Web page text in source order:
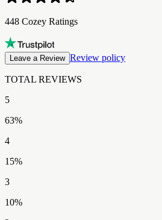
448 Cozey Ratings​​​​‌ ‍ ​‍​‍‌‍ ‌ ​‍‌‍‍‌‌‍‌ ‌‍‍‌‌‍ ‍​‍​‍​ ‍‍​‍​‍‌ ​ ‌‍​‌‌‍ ‍‌‍‍‌‌ ‌​‌ ‍‌​‍ ‍‌‍‍‌‌‍ ​‍​‍​‍ ​​‍​‍‌‍‍​‌ ​‍‌‍‌‌‌‍‌‍​‍​‍​ ‍‍​‍​‍‌‍‍​‌ ‌​‌ ‌​‌ ​​‌ ​ ​ ‍‍​‍ ​‍ ‌‍ ​‌‍ ‌‍​ ‌‍​‌‌‍ ​‌‍‍​‌‍ ‌ ​ ‌ ‌​​ ‍‍​ ​ ​ ​​​ ​​​ ​​​‍ ‌ ​ ‌ ‌​‌ ‌‌‌‍‌​‌‍‍‌‌‍ ​‍ ‌‍‍‌‌‍ ‍‌ ‌​‌‍‌‌‌‍ ‍‌ ‌​​‍ ‌‍‌‌‌‍‌​‌‍‍‌‌ ‌​​‍ ‌‍ ‌‌‍ ‌‍‌​‌‍‌‌​ ‌‌ ​​‌ ​‍‌‍‌‌‌ ​ ‌‍‌‌‌‍ ‍‌ ‌​‌‍​‌‌ ‌​‌‍‍‌‌‍ ‌‍ ‍​ ‍ ‌‍‍‌‌‍‌​​ ‌‌‍​‍‌‍​‌​ ‌ ​ ‌​​ ‍​‌‍‌​‌‍​‍​ ​‌​‍ ‌‌‍​ ​ ​ ​ ​‌‌‍‌​​‍ ‌​ ‌​‌‍‌​​ ‌​​ ‌‍​‍ ‌​ ‍‌​ ‍​‌‍‌‌‌‍​ ​‍ ‌‌‍​‌​ ​‍​ ‍​‌‍‌‍‌‍‌‌​ ‌ ‌‍​‍‌‍​‌​ ​‌‌‍​‌​ ​‌‌‍​‍​ ‍ ‌ ‌​‌ ‍‌‌ ​​‌‍‌‌​ ‌‌ ​​‌‍‌​‌ ​​​ ‍ ‌ ​​‌‍​‌‌ ‌​‌‍‍​​ ‌‌ ‌‍‌‍​‌‌‍ ​‌ ‌‌‌‍‌‌‌​​‌‌‍‌​‌‍‌​‌‍‌‌‌‍‌​‌‌​ ‌‍‌‌‌‍​ ‌ ‌​‌‍‍‌‌‍ ‌‍ ‍‌ ​ ​‍‌‌​ ‌‌‌​​‍‌‌ ‌‍‍ ‌‍‌‌‌ ‍‌​‍‌‌​ ​ ‌​‌​​‍‌‌​ ​ ‌​‌​​‍‌‌​ ​‍​ ​‍‌‍‌‌​ ​‍​ ​​‌‍‌​​ ‌‌​ ​‍​ ‌‌​ ​​​ ‌ ​ ‌‌​ ‌ ‌‍​‍​‍‌‌​ ​‍​ ​‍​‍‌‌​ ‌‌‌​‌​​‍ ‍‌ ​‍‌‍‌‌‌ ‌‍‌‍‍‌‌‍‌‌‌ ‌ ‌‌​ ‌ ‌‌‌‍ ‌‌‍ ‌‌‍​‌‌ ​‍‌ ‍‌‌‌‌​‌‍‌‌‌‍ ‌‌ ​​‌‍ ​‌‍​‌‌ ‌​‌‍‌‌​‍ ‍‌ ​ ‌ ‌‌‌‍ ‌‌‍ ‌‌‍​‌‌ ​‍‌ ‍‌‌​‌​‌‍​‌‌ ‌​‌‍​‌​‍ ‍‌ ‌​‌‍ ‌ ‌​‌‍​‌‌‍ ​‌‌​‍‌‍​‌‌ ‌​‌‍‍‌‌‍ ‍‌‍‌ ‌‌‌​‌‍‌‌‌ ‍​‌ ‌​​ ‌‍​‍‌‍​‌‌ ​ ‌‍‌‌‌‌‌‌‌ ​‍‌‍ ​​ ‌‌‍‍​‌ ‌​‌ ‌​‌ ​​‌ ​ ​‍‌‌​ ​ ‌​​‌​‍‌‌​ ​‍‌​‌‍​‍‌‌​ ​‍‌​‌‍‌‍ ​‌‍ ‌‍​ ‌‍​‌‌‍ ​‌‍‍​‌‍ ‌ ​ ‌ ‌​​‍‌‌​ ​ ‌​​‌​ ​ ​ ​​​ ​​​ ​​​‍‌‌​ ​‍‌​‌‍‌ ​ ‌ ‌​‌ ‌‌‌‍‌​‌‍‍‌‌‍ ​‍‌‍‌‍‍‌‌‍‌​​ ‌‌‍​‍‌‍​‌​ ‌ ​ ‌​​ ‍​‌‍‌​‌‍​‍​ ​‌​‍ ‌‌‍​ ​ ​ ​ ​‌‌‍‌​​‍ ‌​ ‌​‌‍‌​​ ‌​​ ‌‍​‍ ‌​ ‍‌​ ‍​‌‍‌‌‌‍​ ​‍ ‌‌‍​‌​ ​‍​ ‍​‌‍‌‍‌‍‌‌​ ‌ ‌‍​‍‌‍​‌​ ​‌‌‍​‌​ ​‌‌‍​‍​‍‌‍‌ ‌​‌ ‍‌‌ ​​‌‍‌‌​ ‌‌ ​​‌‍‌​‌ ​​​‍‌‍‌ ​​‌‍​‌‌ ‌​‌‍‍​​ ‌‌ ‌‍‌‍​‌‌‍ ​‌ ‌‌‌‍‌‌‌​​‌‌‍‌​‌‍‌​‌‍‌‌‌‍‌​‌‌​ ‌‍‌‌‌‍​ ‌ ‌​‌‍‍‌‌‍ ‌‍ ‍‌ ​ ​‍‌‌​ ‌‌‌​​‍‌‌ ‌‍‍ ‌‍‌‌‌ ‍‌​‍‌‌​ ​ ‌​‌​​‍‌‌​ ​ ‌​‌​​‍‌‌​ ​‍​ ​‍‌‍‌‌​ ​‍​ ​​‌‍‌​​ ‌‌​ ​‍​ ‌‌​ ​​​ ‌ ​ ‌‌​ ‌ ‌‍​‍​‍‌‌​ ​‍​ ​‍​‍‌‌​ ‌‌‌​‌​​‍ ‍‌ ​‍‌‍‌‌‌ ‌‍‌‍‍‌‌‍‌‌‌ ‌ ‌‌​ ‌ ‌‌‌‍ ‌‌‍ ‌‌‍​‌‌ ​‍‌ ‍‌‌‌‌​‌‍‌‌‌‍ ‌‌ ​​‌‍ ​‌‍​‌‌ ‌​‌‍‌‌​‍ ‍‌ ​ ‌ ‌‌‌‍ ‌‌‍ ‌‌‍​‌‌ ​‍‌ ‍‌‌​‌​‌‍​‌‌ ‌​‌‍​‌​‍ ‍‌ ‌​‌‍ ‌ ‌​‌‍​‌‌‍ ​‌‌​‍‌‍​‌‌ ‌​‌‍‍‌‌‍ ‍‌‍‌ ‌‌‌​‌‍‌‌‌ ‍​‌ ‌​​‍‌‍‌ ​​‌‍‌‌‌ ​‍‌ ​ ‌ ​​‌‍‌‌‌‍​ ‌ ‌​‌‍‍‌‌ ‌‍‌‍‌‌​ ‌‌ ​​‌ ‌‌‌‍​‍‌‍ ​‌‍‍‌‌ ​ ‌‍‍​‌‍‌‌‌‍‌​​‍​‍‌ ‌
Leave a Review Review policy
TOTAL REVIEWS​​​​‌ ‍ ​‍​‍‌‍ ‌ ​‍‌‍‍‌‌‍‌ ‌‍‍‌‌‍ ‍​‍​‍​ ‍‍​‍​‍‌ ​ ‌‍​‌‌‍ ‍‌‍‍‌‌ ‌​‌ ‍‌​‍ ‍‌‍‍‌‌‍ ​‍​‍​‍ ​​‍​‍‌‍‍​‌ ​‍‌‍‌‌‌‍‌‍​‍​‍​ ‍‍​‍​‍‌‍‍​‌ ‌​‌ ‌​‌ ​​‌ ​ ​ ‍‍​‍ ​‍ ‌‍ ​‌‍ ‌‍​ ‌‍​‌‌‍ ​‌‍‍​‌‍ ‌ ​ ‌ ‌​​ ‍‍​ ​ ​ ​​​ ​​​ ​​​‍ ‌ ​ ‌ ‌​‌ ‌‌‌‍‌​‌‍‍‌‌‍ ​‍ ‌‍‍‌‌‍ ‍‌ ‌​‌‍‌‌‌‍ ‍‌ ‌​​‍ ‌‍‌‌‌‍‌​‌‍‍‌‌ ‌​​‍ ‌‍ ‌‌‍ ‌‍‌​‌‍‌‌​ ‌‌ ​​‌ ​‍‌‍‌‌‌ ​ ‌‍‌‌‌‍ ‍‌ ‌​‌‍​‌‌ ‌​‌‍‍‌‌‍ ‌‍ ‍​ ‍ ‌‍‍‌‌‍‌​​ ‌‌‍​‍‌‍​‌​ ‌ ​ ‌​​ ‍​‌‍‌​‌‍​‍​ ​‌​‍ ‌‌‍​ ​ ​ ​ ​‌‌‍‌​​‍ ‌​ ‌​‌‍‌​​ ‌​​ ‌‍​‍ ‌​ ‍‌​ ‍​‌‍‌‌‌‍​ ​‍ ‌‌‍​‌​ ​‍​ ‍​‌‍‌‍‌‍‌‌​ ‌ ‌‍​‍‌‍​‌​ ​‌‌‍​‌​ ​‌‌‍​‍​ ‍ ‌ ‌​‌ ‍‌‌ ​​‌‍‌‌​ ‌‌ ​​‌‍‌​‌ ​​​ ‍ ‌ ​​‌‍​‌‌ ‌​‌‍‍​​ ‌‌ ‌‍‌‍​‌‌‍ ​‌ ‌‌‌‍‌‌‌​​‌‌‍‌​‌‍‌​‌‍‌‌‌‍‌​‌‌​ ‌‍‌‌‌‍​ ‌ ‌​‌‍‍‌‌‍ ‌‍ ‍‌ ​ ​‍‌‌​ ‌‌‌​​‍‌‌ ‌‍‍ ‌‍‌‌‌ ‍‌​‍‌‌​ ​ ‌​‌​​‍‌‌​ ​ ‌​‌​​‍‌‌​ ​‍​ ​‍‌‍‌‌​ ​‍​ ​​‌‍‌​​ ‌‌​ ​‍​ ‌‌​ ​​​ ‌ ​ ‌‌​ ‌ ‌‍​‍​‍‌‌​ ​‍​ ​‍​‍‌‌​ ‌‌‌​‌​​‍ ‍‌ ​‍‌‍‌‌‌ ‌‍‌‍‍‌‌‍‌‌‌ ‌ ‌‌​ ‌ ‌‌‌‍ ‌‌‍ ‌‌‍​‌‌ ​‍‌ ‍‌‌‌‌​‌‍‌‌‌‍ ‌‌ ​​‌‍ ​‌‍​‌‌ ‌​‌‍‌‌​‍ ‍‌‍​‍‌ ​‍‌‍‌‌‌‍​‌‌‍‍ ‌‍‌​‌‍ ‌ ‌ ‌‍ ‍‌​‌​‌‍​‌‌ ‌​‌‍​‌​‍ ‍‌ ‌​‌‍‍‌‌ ‌​‌‍ ​‌‍‌‌​ ‌‍​‍‌‍​‌‌ ​ ‌‍‌‌‌‌‌‌‌ ​‍‌‍ ​​ ‌‌‍‍​‌ ‌​‌ ‌​‌ ​​‌ ​ ​‍‌‌​ ​ ‌​​‌​‍‌‌​ ​‍‌​‌‍​‍‌‌​ ​‍‌​‌‍‌‍ ​‌‍ ‌‍​ ‌‍​‌‌‍ ​‌‍‍​‌‍ ‌ ​ ‌ ‌​​‍‌‌​ ​ ‌​​‌​ ​ ​ ​​​ ​​​ ​​​‍‌‌​ ​‍‌​‌‍‌ ​ ‌ ‌​‌ ‌‌‌‍‌​‌‍‍‌‌‍ ​‍‌‍‌‍‍‌‌‍‌​​ ‌‌‍​‍‌‍​‌​ ‌ ​ ‌​​ ‍​‌‍‌​‌‍​‍​ ​‌​‍ ‌‌‍​ ​ ​ ​ ​‌‌‍‌​​‍ ‌​ ‌​‌‍‌​​ ‌​​ ‌‍​‍ ‌​ ‍‌​ ‍​‌‍‌‌‌‍​ ​‍ ‌‌‍​‌​ ​‍​ ‍​‌‍‌‍‌‍‌‌​ ‌ ‌‍​‍‌‍​‌​ ​‌‌‍​‌​ ​‌‌‍​‍​‍‌‍‌ ‌​‌ ‍‌‌ ​​‌‍‌‌​ ‌‌ ​​‌‍‌​‌ ​​​‍‌‍‌ ​​‌‍​‌‌ ‌​‌‍‍​​ ‌‌ ‌‍‌‍​‌‌‍ ​‌ ‌‌‌‍‌‌‌​​‌‌‍‌​‌‍‌​‌‍‌‌‌‍‌​‌‌​ ‌‍‌‌‌‍​ ‌ ‌​‌‍‍‌‌‍ ‌‍ ‍‌ ​ ​‍‌‌​ ‌‌‌​​‍‌‌ ‌‍‍ ‌‍‌‌‌ ‍‌​‍‌‌​ ​ ‌​‌​​‍‌‌​ ​ ‌​‌​​‍‌‌​ ​‍​ ​‍‌‍‌‌​ ​‍​ ​​‌‍‌​​ ‌‌​ ​‍​ ‌‌​ ​​​ ‌ ​ ‌‌​ ‌ ‌‍​‍​‍‌‌​ ​‍​ ​‍​‍‌‌​ ‌‌‌​‌​​‍ ‍‌ ​‍‌‍‌‌‌ ‌‍‌‍‍‌‌‍‌‌‌ ‌ ‌‌​ ‌ ‌‌‌‍ ‌‌‍ ‌‌‍​‌‌ ​‍‌ ‍‌‌‌‌​‌‍‌‌‌‍ ‌‌ ​​‌‍ ​‌‍​‌‌ ‌​‌‍‌‌​‍ ‍‌‍​‍‌ ​‍‌‍‌‌‌‍​‌‌‍‍ ‌‍‌​‌‍ ‌ ‌ ‌‍ ‍‌​‌​‌‍​‌‌ ‌​‌‍​‌​‍ ‍‌ ‌​‌‍‍‌‌ ‌​‌‍ ​‌‍‌‌​‍‌‍‌ ​​‌‍‌‌‌ ​‍‌ ​ ‌ ​​‌‍‌‌‌‍​ ‌ ‌​‌‍‍‌‌ ‌‍‌‍‌‌​ ‌‌ ​​‌ ‌‌‌‍​‍‌‍ ​‌‍‍‌‌ ​ ‌‍‍​‌‍‌‌‌‍‌​​‍​‍‌ ‌
5
63%
4
15%
3
10%